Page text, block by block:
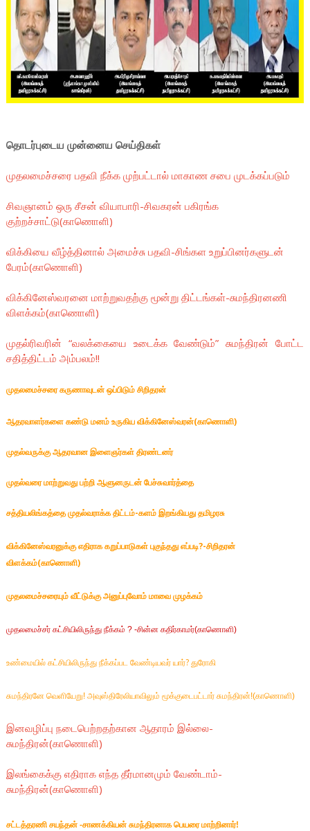
தொடர்புடைய முன்னைய செய்திகள்
முதலமைச்சரை பதவி நீக்க முற்பட்டால் மாகாண சபை முடக்கப்படும்
சிவஞானம் ஒரு சீசன் வியாபாரி-சிவகரன் பகிரங்க
குற்றச்சாட்டு(காணொளி)
விக்கியை வீழ்த்தினால் அமைச்சு பதவி-சிங்கள உறுப்பினர்களுடன்
பேரம்(காணொளி)
விக்கினேஸ்வரனை மாற்றுவதற்கு மூன்று திட்டங்கள்-சுமந்திரனணி
விளக்கம்(காணொளி)
முதல்ரிவரின் “வலக்கையை உடைக்க வேண்டும்” சுமந்திரன் போட்ட
சதித்திட்டம் அம்பலம்!!
முதலமைச்சரை கருணாவுடன் ஒப்பிடும் சிறிதரன்
ஆதரவாளர்களை கண்டு மனம் உருகிய விக்கினேஸ்வரன்(காணொளி)
முதல்வருக்கு ஆதரவான இளைஞர்கள் திரண்டனர்
முதல்வரை மாற்றுவது பற்றி ஆளுனருடன் பேச்சுவார்த்தை
சத்தியலிங்கத்தை முதல்வராக்க திட்டம்-களம் இறங்கியது தமிழரசு
விக்கினேஸ்வரனுக்கு எதிராக கறுப்பாடுகள் புகுந்தது எப்படி?-சிறிதரன்
விளக்கம்(காணொளி)
முதலமைச்சரையும் வீட்டுக்கு அனுப்புவோம் மாவை முழக்கம்
முதலமைச்சர் கட்சியிலிருந்து நீக்கம் ? -சின்ன கதிர்காமர்(காணொளி)
உண்மையில் கட்சியிலிருந்து நீக்கப்பட வேண்டியவர் யார்?துரோகி
சுமந்திரனே வெளியேறு! அவுஸ்திரேலியாவிலும் மூக்குடைபட்டார் சுமந்திரன்!(காணொளி)
இனவழிப்பு நடைபெற்றதற்கான ஆதாரம் இல்லை-
சுமந்திரன்(காணொளி)
இலங்கைக்கு எதிராக எந்த தீர்மானமும் வேண்டாம்-
சுமந்திரன்(காணொளி)
சட்டத்தரணி சயந்தன் -சாணக்கியன் சுமந்திரனாக பெயரை மாற்றினார்!